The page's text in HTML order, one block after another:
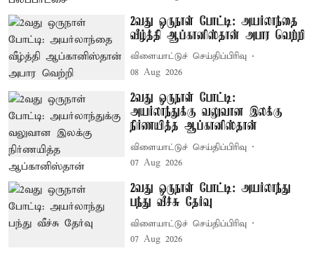
2வது ஒருநாள் போட்டி: அயர்லாந்தை
வீழ்த்தி ஆப்கானிஸ்தான் அபார வெற்றி
விளையாட்டுச் செய்திப்பிரிவு
08 Aug 2026
2வது ஒருநாள் போட்டி:
அயர்லாந்துக்கு வலுவான இலக்கு
நிர்ணயித்த ஆப்கானிஸ்தான்
விளையாட்டுச் செய்திப்பிரிவு
07 Aug 2026
2வது ஒருநாள் போட்டி: அயர்லாந்து
பந்து வீச்சு தேர்வு
விளையாட்டுச் செய்திப்பிரிவு
07 Aug 2026